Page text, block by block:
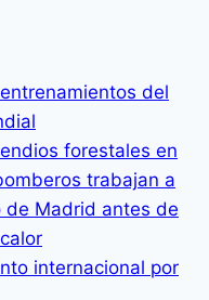
del
forestales en
trabajan a
de Madrid antes de
internacional por